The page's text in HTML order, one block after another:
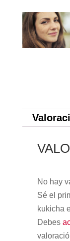
No hay
Sé el
kukicha
Debes